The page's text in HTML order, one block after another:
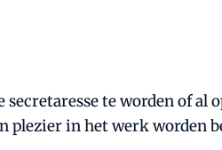
te worden of
plezier in het werk worden